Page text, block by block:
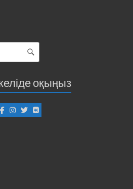
оқыңыз